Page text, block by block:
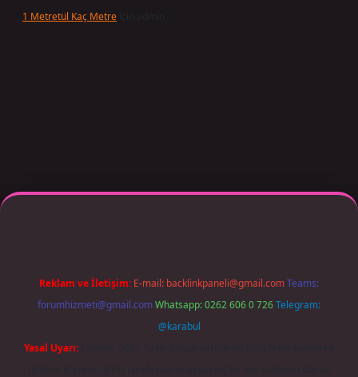
1 Metretül Kaç Metre için
giriş adresi güncellendibetexper.xyzm elexbet
Reklam ve İletişim: E-mail: backlinkpaneli@gmail.comTeams:
forumhizmeti@gmail.comWhatsapp: 0262 606 0 726Telegram:
@karabul
Yasal Uyarı: